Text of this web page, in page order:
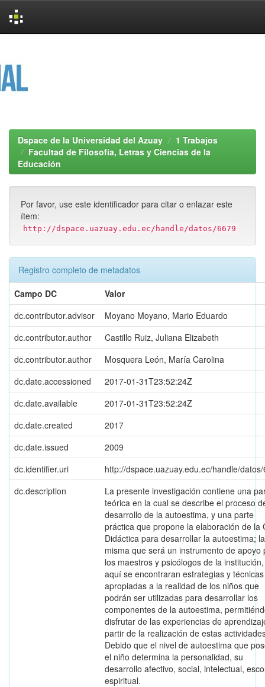
Dspace de la Universidad del Azuay
1 Trabajos
Facultad de Filosofía, Letras y Ciencias de la
Educación
Por favor, use este identificador para citar o enlazar este
ítem:
http://dspace.uazuay.edu.ec/handle/datos/6679
Registro completo de metadatos
Campo DC
Valor
dc.contributor.advisor
Moyano Moyano, Mario Eduardo
dc.contributor.author
Castillo Ruiz, Juliana Elizabeth
dc.contributor.author
Mosquera León, María Carolina
dc.date.accessioned
2017-01-31T23:52:24Z
dc.date.available
2017-01-31T23:52:24Z
dc.date.created
2017
dc.date.issued
2009
dc.identifier.uri
http://dspace.uazuay.edu.ec/handle/
dc.description
La presente investigación contiene una
teórica en la cual se describe el proceso
desarrollo de la autoestima, y una parte
práctica que propone la elaboración de la
Didáctica para desarrollar la autoestima; la
misma que será un instrumento de apoyo
los maestros y psicólogos de la institución,
aquí se encontraran estrategias y técnicas
apropiadas a la realidad de los niños que
podrán ser utilizadas para desarrollar los
componentes de la autoestima,
disfrutar de las experiencias de
partir de la realización de estas
Debido que el nivel de autoestima que
el niño determina la personalidad, su
desarrollo afectivo, social, intelectual,
espiritual.